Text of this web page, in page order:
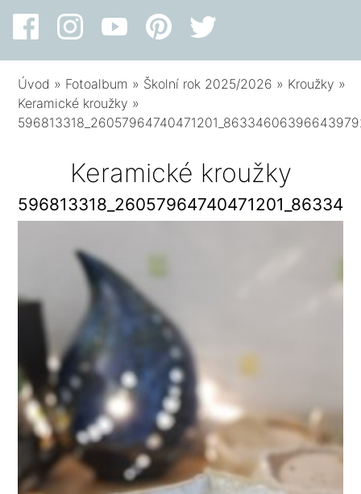
Úvod » Fotoalbum » Školní rok 2025/2026 » Kroužky »
Keramické kroužky »
Keramické kroužky